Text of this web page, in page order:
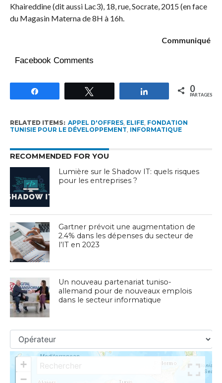
Khaireddine (dit aussi Lac3), 18, rue, Socrate, 2015 (en face
du Magasin Materna de 8H à 16h.
Communiqué
Facebook Comments
Partagez 0
PARTAGES
RELATED ITEMS: APPEL D'OFFRES, ELIFE, FONDATION
TUNISIE POUR LE DÉVELOPPEMENT, INFORMATIQUE
RECOMMENDED FOR YOU
Lumière sur le Shadow IT: quels risques
pour les entreprises ?
Gartner prévoit une augmentation de
2.4% dans les dépenses du secteur de
l’IT en 2023
Un nouveau partenariat tuniso-
allemand pour de nouveaux emplois
dans le secteur informatique